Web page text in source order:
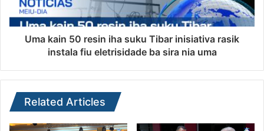
Uma kain 50 resin iha suku Tibar inisiativa rasik
instala fiu eletrisidade ba sira nia uma
Related Articles